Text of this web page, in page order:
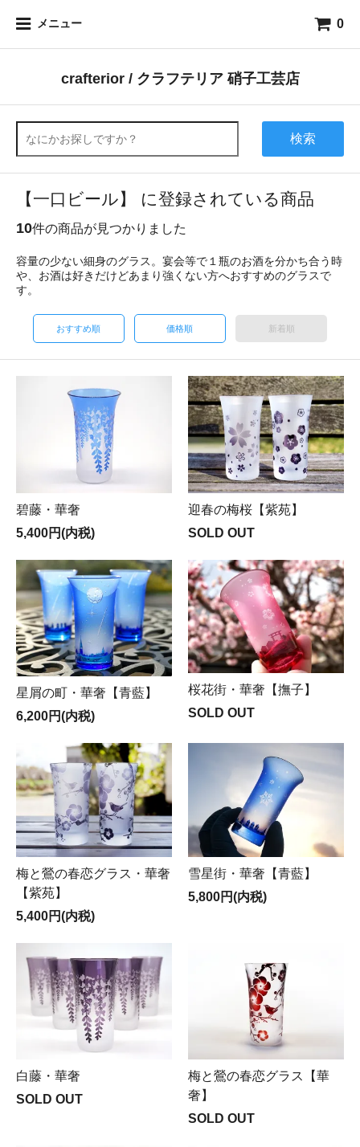
メニュー 0
crafterior / クラフテリア 硝子工芸店
検索
【一口ビール】 に登録されている商品
10件の商品が見つかりました
容量の少ない細身のグラス。宴会等で１瓶のお酒を分かち合う時
や、お酒は好きだけどあまり強くない方へおすすめのグラスで
す。
おすすめ順 価格順 新着順
碧藤・華奢
5,400円(内税)
迎春の梅桜【紫苑】
SOLD OUT
星屑の町・華奢【青藍】
6,200円(内税)
桜花街・華奢【撫子】
SOLD OUT
梅と鶯の春恋グラス・華奢
【紫苑】
5,400円(内税)
雪星街・華奢【青藍】
5,800円(内税)
白藤・華奢
SOLD OUT
梅と鶯の春恋グラス【華
奢】
SOLD OUT